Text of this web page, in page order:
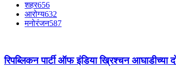
शहर656
आरोग्य632
मनोरंजन587
रिपब्लिकन पार्टी ऑफ इंडिया ख्रिश्चन